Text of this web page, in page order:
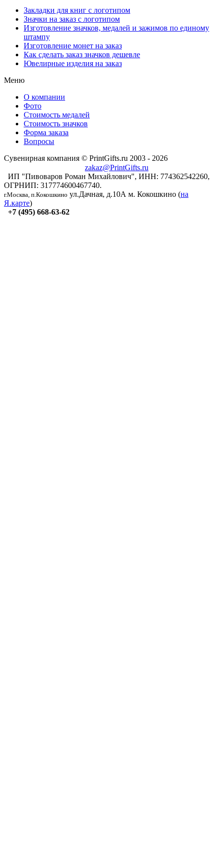
Закладки для книг с логотипом
Значки на заказ с логотипом
Изготовление значков, медалей и зажимов по единому
штампу
Изготовление монет на заказ
Как сделать заказ значков дешевле
Ювелирные изделия на заказ
Меню
О компании
Фото
Стоимость медалей
Стоимость значков
Форма заказа
Вопросы
Сувенирная компания © PrintGifts.ru 2003 - 2026
zakaz@PrintGifts.ru
ИП "Пивоваров Роман Михайлович", ИНН: 774362542260,
ОГРНИП: 317774600467740.
г.Москва, п.Кокошкино ул.Дачная, д.10А м. Кокошкино (на
Я.карте)
+7 (495) 668-63-62